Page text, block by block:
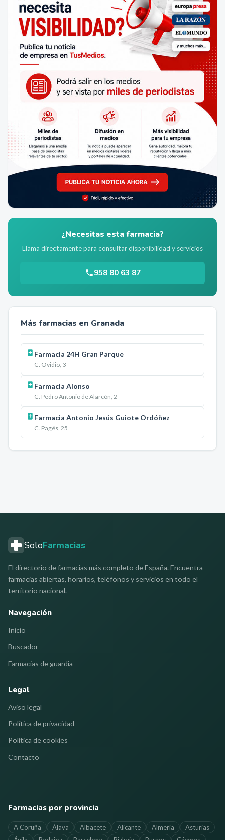
¿Necesitas esta farmacia?
Llama directamente para consultar disponibilidad y servicios
958 80 63 87
Más farmacias en Granada
Farmacia 24H Gran Parque
C. Ovidio, 3
Farmacia Alonso
C. Pedro Antonio de Alarcón, 2
Farmacia Antonio Jesús Guiote Ordóñez
C. Pagés, 25
SoloFarmacias
El directorio de farmacias más completo de España. Encuentra
farmacias abiertas, horarios, teléfonos y servicios en todo el
territorio nacional.
Navegación
Inicio
Buscador
Farmacias de guardia
Legal
Aviso legal
Política de privacidad
Política de cookies
Contacto
Farmacias por provincia
A Coruña Álava Albacete Alicante Almería
Asturias